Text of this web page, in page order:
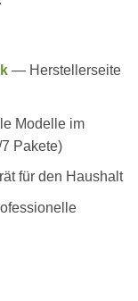
— Herstellerseite
Modelle im
Pakete)
für den Haushalt